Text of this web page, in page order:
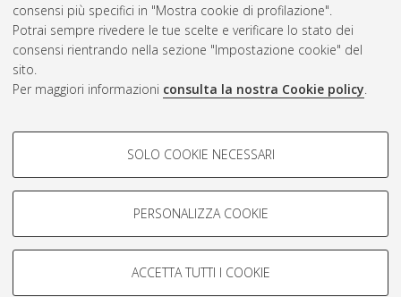
consensi più specifici in "Mostra cookie di profilazione".
Potrai sempre rivedere le tue scelte e verificare lo stato dei
consensi rientrando nella sezione "Impostazione cookie" del
sito.
Per maggiori informazioni consulta la nostra Cookie policy.
COOKIE DI PROFILAZIONE -
Si tratta di cookie utilizzati per analizzare le caratteristiche della
navigazione degli utenti, creare profili in base al loro comportamento
Mostra cookie di profilazione
SOLO COOKIE NECESSARI
PERSONALIZZA COOKIE
ACCETTA TUTTI I COOKIE
Rss 2.0
ISSN: 2038-7946
Impostazioni Cookie
Informativa sulla privacy
Condizioni d’uso del sito